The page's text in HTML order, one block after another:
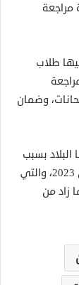
مراجعة
طلاب
وضمان
بسبب
الحرب المستمرة بين الجيش وقوات تأسيس منذ أبريل 2023، والتي
زاد من